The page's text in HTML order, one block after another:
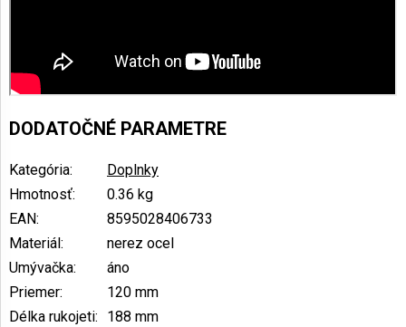
DODATOČNÉ PARAMETRE
Kategória:
Doplnky
Hmotnosť:
0.36 kg
EAN:
8595028406733
Materiál:
nerez ocel
Umývačka:
áno
Priemer:
120 mm
Délka rukojeti: 188 mm